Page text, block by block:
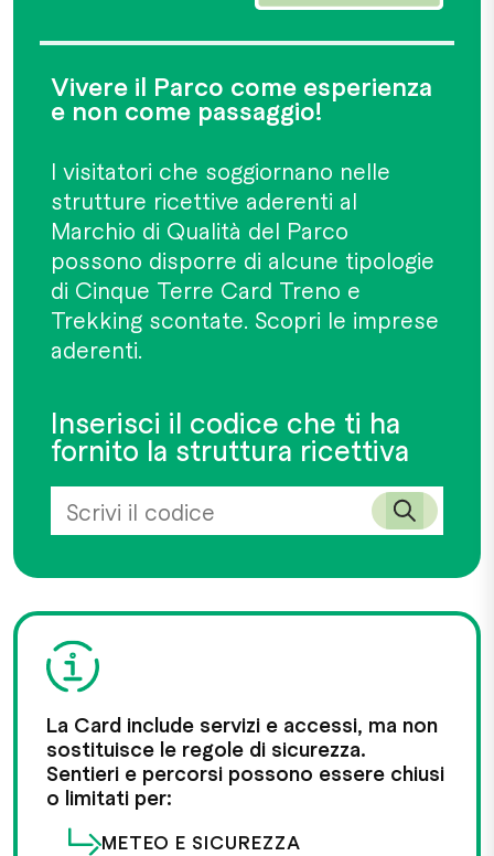
Vivere il Parco come esperienza
e non come passaggio!
I visitatori che soggiornano nelle
strutture ricettive aderenti al
Marchio di Qualità del Parco
possono disporre di alcune tipologie
di Cinque Terre Card Treno e
Trekking scontate. Scopri le imprese
aderenti.
Inserisci il codice che ti ha
fornito la struttura ricettiva
La Card include servizi e accessi, ma non
sostituisce le regole di sicurezza.
Sentieri e percorsi possono essere chiusi
o limitati per:
METEO E SICUREZZA